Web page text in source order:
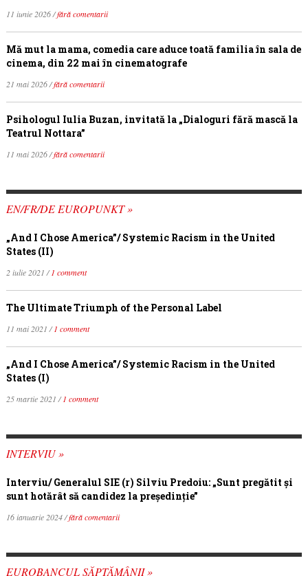
11 iunie 2026 /fără comentarii
Mă mut la mama, comedia care aduce toată familia în sala de
cinema, din 22 mai în cinematografe
21 mai 2026 /fără comentarii
Psihologul Iulia Buzan, invitată la „Dialoguri fără mască la
Teatrul Nottara”
11 mai 2026 /fără comentarii
EN/FR/DE EUROPUNKT »
„And I Chose America”/ Systemic Racism in the United
States (II)
2 iulie 2021 /1 comment
The Ultimate Triumph of the Personal Label
11 mai 2021 /1 comment
„And I Chose America”/ Systemic Racism in the United
States (I)
25 martie 2021 /1 comment
INTERVIU »
Interviu/ Generalul SIE (r) Silviu Predoiu: „Sunt pregătit și
sunt hotărât să candidez la președinție”
16 ianuarie 2024 /fără comentarii
EUROBANCUL SĂPTĂMÂNII »